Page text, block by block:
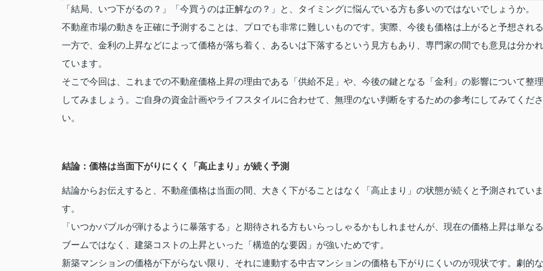
「結局、いつ下がるの？」「今買うのは正解なの？」と、タイミングに悩んでいる方も多いのではないでしょうか。
不動産市場の動きを正確に予測することは、プロでも非常に難しいものです。実際、今後も価格は上がると予想される
一方で、金利の上昇などによって価格が落ち着く、あるいは下落するという見方もあり、専門家の間でも意見は分かれ
ています。
そこで今回は、これまでの不動産価格上昇の理由である「供給不足」や、今後の鍵となる「金利」の影響について整理
してみましょう。ご自身の資金計画やライフスタイルに合わせて、無理のない判断をするための参考にしてみてくださ
い。
結論：価格は当面下がりにくく「高止まり」が続く予測
結論からお伝えすると、不動産価格は当面の間、大きく下がることはなく「高止まり」の状態が続くと予測されていま
す。
「いつかバブルが弾けるように暴落する」と期待される方もいらっしゃるかもしれませんが、現在の価格上昇は単なる
ブームではなく、建築コストの上昇といった「構造的な要因」が強いためです。
新築マンションの価格が下がらない限り、それに連動する中古マンションの価格も下がりにくいのが現状です。劇的な